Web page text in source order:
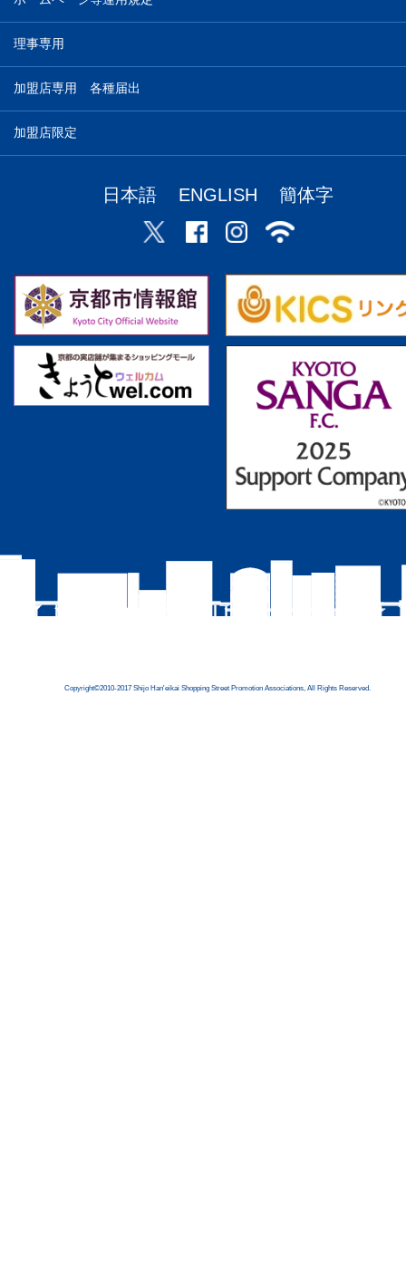
理事専用
加盟店専用 各種届出
加盟店限定
日本語 ENGLISH 簡体字
Copyright©2010-2017 Shijo Han'eikai Shopping Street Promotion Associations, All Rights Reserved.